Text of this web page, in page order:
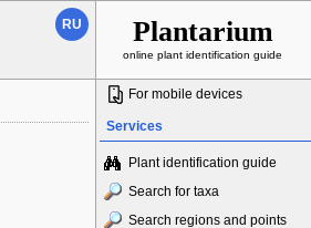
RU Plantarium
online plant identification guide
For mobile devices
Services
Plant identification guide
Search for taxa
Search regions and points